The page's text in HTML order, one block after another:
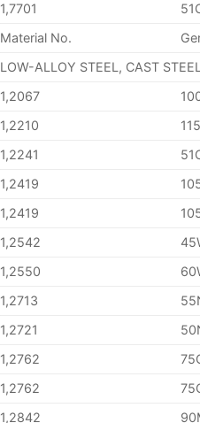
1,7701
Material No.
LOW-ALLOY STEEL, CAST
1,2067
1,2210
1,2241
1,2419
1,2419
1,2542
1,2550
1,2713
1,2721
1,2762
1,2762
1,2842